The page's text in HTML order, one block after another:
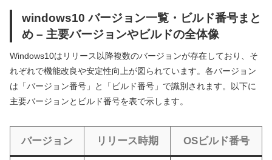
windows10 バージョン一覧・ビルド番号まと
め – 主要バージョンやビルドの全体像
Windows10はリリース以降複数のバージョンが存在しており、そ
れぞれで機能改良や安定性向上が図られています。各バージョン
は「バージョン番号」と「ビルド番号」で識別されます。以下に
主要バージョンとビルド番号を表で示します。
バージョン リリース時期 OSビルド番号